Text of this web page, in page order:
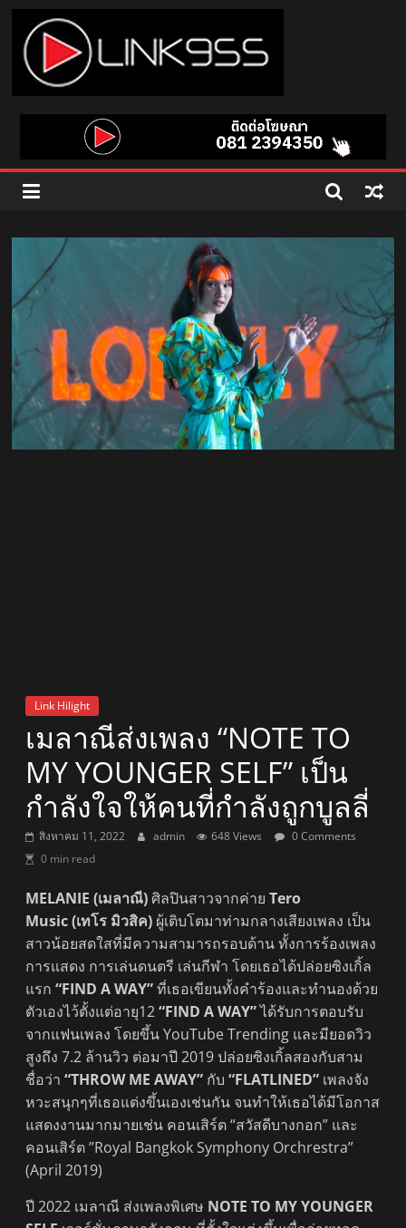
Skip
content
Link
95.5
คลื่น
เพลง
ฮิต
สุด
คูล
สถานี
FM Link Hilight
เมลาณีส่งเพลง “NOTE TO
MY YOUNGER SELF” เป็น
กำลังใจให้คนที่กำลังถูกบูลลี่
สิงหาคม 11, 2022 admin 648 Views
0 Comments
0 min read
MELANIE (เมลาณี)ศิลปินสาวจากค่ายTero
Music (เทโร มิวสิค) ผู้เติบโตมาท่ามกลางเสียงเพลง เป็น
สาวน้อยสดใสที่มีความสามารถรอบด้าน ทั้งการร้องเพลง
การแสดง การเล่นดนตรี เล่นกีฬา โดยเธอได้ปล่อยซิงเกิ้ล
แรก“FIND A WAY”ที่เธอเขียนทั้งคําร้องและทำนองด้วย
ตัวเองไว้ตั้งแต่อายุ12“FIND A WAY”ได้รับการตอบรับ
จากแฟนเพลง โดยขึ้น YouTube Trending และมียอดวิว
สูงถึง 7.2 ล้านวิว ต่อมาปี 2019 ปล่อยซิงเกิ้ลสองกับสาม
ชื่อว่า“THROW ME AWAY” กับ“FLATLINED” เพลงจัง
หวะสนุกๆที่เธอแต่งขึ้นเองเช่นกัน จนทำให้เธอได้มีโอกาส
แสดงงานมากมายเช่น คอนเสิร์ต “สวัสดีบางกอก” และ
คอนเสิร์ต ”Royal Bangkok Symphony Orchrestra”
(April 2019)
ปี 2022 เมลาณี ส่งเพลงพิเศษ NOTE TO MY YOUNGER